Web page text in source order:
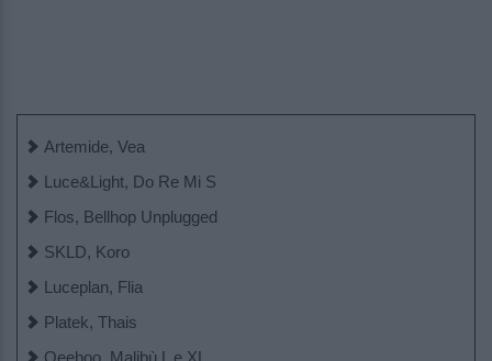
Artemide, Vea
Luce&Light, Do Re Mi S
Flos, Bellhop Unplugged
SKLD, Koro
Luceplan, Flia
Platek, Thais
Qeeboo, Malibù L e XL